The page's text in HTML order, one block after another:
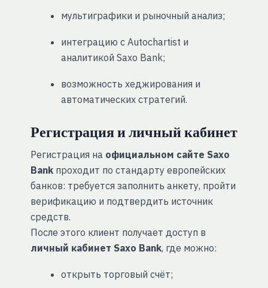
мультиграфики и рыночный анализ;
интеграцию с Autochartist и
аналитикой Saxo Bank;
возможность хеджирования и
автоматических стратегий.
Регистрация и личный кабинет
Регистрация на официальном сайте Saxo
Bankпроходит по стандарту европейских
банков: требуется заполнить анкету, пройти
верификацию и подтвердить источник
средств.
После этого клиент получает доступ в
личный кабинет Saxo Bank, где можно:
открыть торговый счёт;